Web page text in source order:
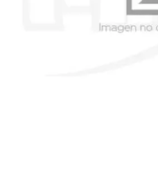
Ver mensajes del pedido